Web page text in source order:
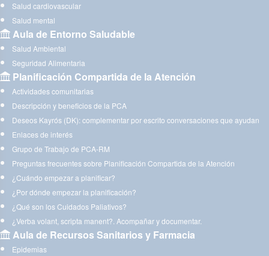
Salud cardiovascular
Salud mental
Aula de Entorno Saludable
Salud Ambiental
Seguridad Alimentaria
Planificación Compartida de la Atención
Actividades comunitarias
Descripción y beneficios de la PCA
Deseos Kayrós (DK): complementar por escrito conversaciones que ayudan
Enlaces de interés
Grupo de Trabajo de PCA-RM
Preguntas frecuentes sobre Planificación Compartida de la Atención
¿Cuándo empezar a planificar?
¿Por dónde empezar la planificación?
¿Qué son los Cuidados Paliativos?
¿Verba volant, scripta manent?. Acompañar y documentar.
Aula de Recursos Sanitarios y Farmacia
Epidemias